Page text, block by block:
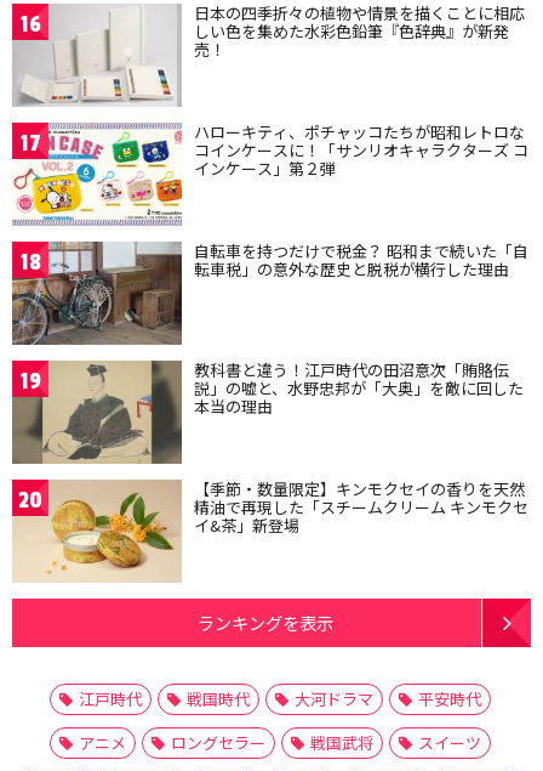
16 日本の四季折々の植物や情景を描くことに相応
しい色を集めた水彩色鉛筆『色辞典』が新発
売！
17 ハローキティ、ポチャッコたちが昭和レトロな
コインケースに！「サンリオキャラクターズ コ
インケース」第２弾
18 自転車を持つだけで税金？ 昭和まで続いた「自
転車税」の意外な歴史と脱税が横行した理由
19 教科書と違う！江戸時代の田沼意次「賄賂伝
説」の嘘と、水野忠邦が「大奥」を敵に回した
本当の理由
20 【季節・数量限定】キンモクセイの香りを天然
精油で再現した「スチームクリーム キンモクセ
イ&茶」新登場
ランキングを表示
江戸時代 戦国時代 大河ドラマ
平安時代
アニメ
ロングセラー 戦国武将
スイーツ